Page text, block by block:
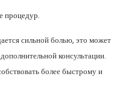
процедур.
сильной болью, это может
консультации.
более быстрому и